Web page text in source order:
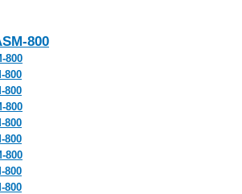
800
800
800
800
800
800
800
800
800
800